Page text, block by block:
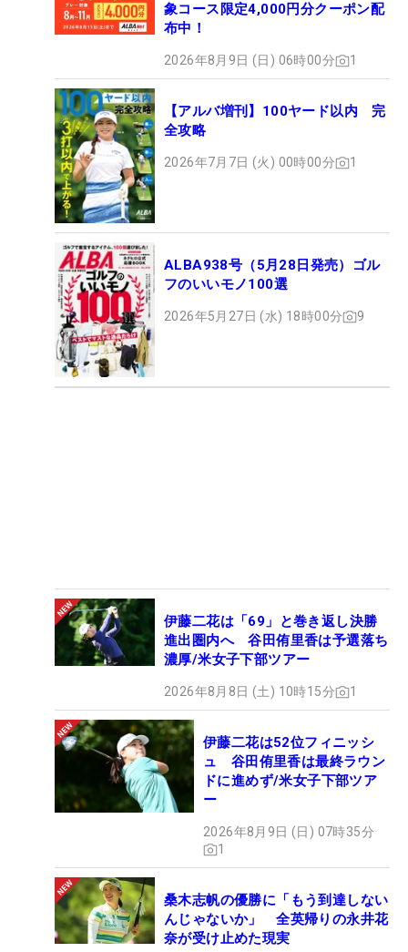
象コース限定4,000円分クーポン配
布中！
2026年8月9日 (日) 06時00分 1
【アルバ増刊】100ヤード以内 完
全攻略
2026年7月7日 (火) 00時00分 1
ALBA938号（5月28日発売）ゴル
フのいいモノ100選
2026年5月27日 (水) 18時00分 9
伊藤二花は「69」と巻き返し決勝
進出圏内へ 谷田侑里香は予選落ち
濃厚/米女子下部ツアー
2026年8月8日 (土) 10時15分 1
伊藤二花は52位フィニッシ
ュ 谷田侑里香は最終ラウン
ドに進めず/米女子下部ツア
ー
2026年8月9日 (日) 07時35分
1
桑木志帆の優勝に「もう到達しない
んじゃないか」 全英帰りの永井花
奈が受け止めた現実